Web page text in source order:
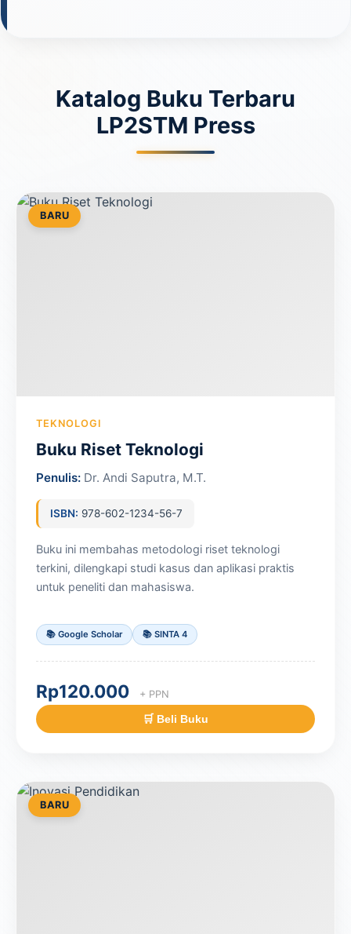
Katalog Buku Terbaru
LP2STM Press
BARU
TEKNOLOGI
Buku Riset Teknologi
Penulis: Dr. Andi Saputra, M.T.
ISBN: 978-602-1234-56-7
Buku ini membahas metodologi riset teknologi
terkini, dilengkapi studi kasus dan aplikasi praktis
untuk peneliti dan mahasiswa.
📚 Google Scholar 📚 SINTA 4
Rp120.000 + PPN
🛒 Beli Buku
BARU